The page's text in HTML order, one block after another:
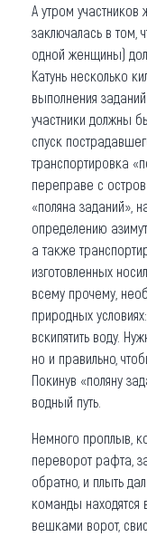
А утром участников
заключалась в том,
одной женщины)
Катунь несколько
выполнения
участники должны
спуск
транспортировка
переправе с
«поляна заданий»,
определению
а также
изготовленных
всему прочему,
природных
вскипятить воду.
но и правильно,
Покинув «поляну
водный путь.
Немного проплыв,
переворот рафта,
обратно, и плыть
команды
вешками ворот,